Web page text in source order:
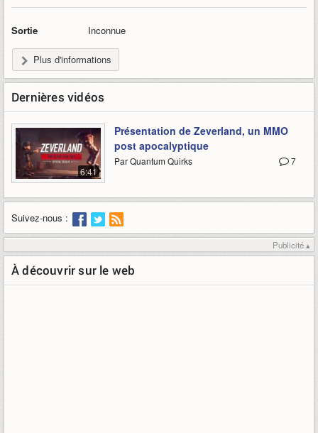
Sortie Inconnue
Plus d'informations
Dernières vidéos
6:41
Présentation de Zeverland, un MMO
post apocalyptique
7
Par Quantum Quirks
Suivez-nous :
Publicité ▴
À découvrir sur le web